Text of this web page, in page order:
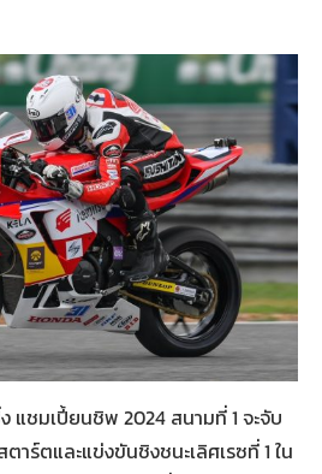
แชมเปี้ยนชิพ 2024 สนามที่ 1 จะจับ
าร์ตและแข่งขันชิงชนะเลิศเรซที่ 1 ใน